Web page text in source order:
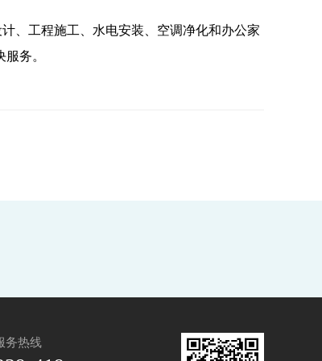
、工程施工、水电安装、空调净化和办公家
务。
务热线